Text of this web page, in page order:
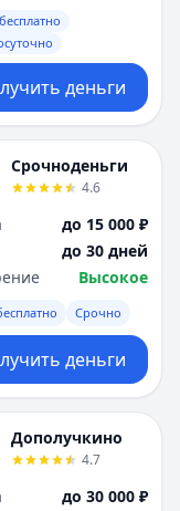
Уфа
Х
Хабаровск
Ч
Чебоксары
Челябинск
Чита
Я
Ярославль
Вся Россия
Уфа
Х
Хабаровск
Ч
Чебоксары
Челябинск
Чита
Я
Ярославль
Вся Россия
деньги
Срочноденьги
4.6
до 15 000 ₽
до 30 дней
Высокое
Срочно
деньги
Дополучкино
4.7
до 30 000 ₽